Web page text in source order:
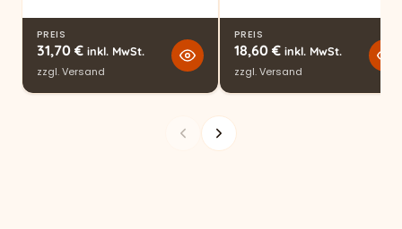
PREIS
31,70 € inkl. MwSt.
zzgl.Versand
PREIS
18,60 € inkl. MwSt.
zzgl.Versand